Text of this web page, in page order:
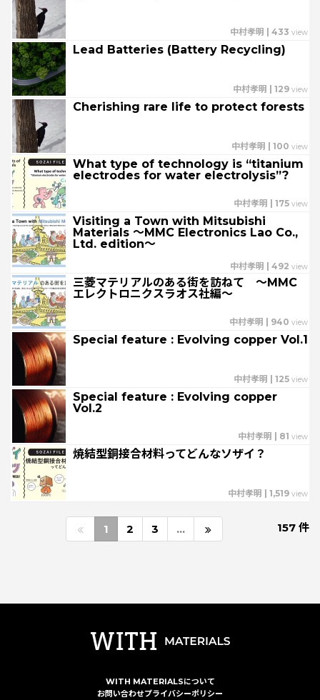
中村孝明 433 view
Lead Batteries (Battery Recycling)
中村孝明 129 view
Cherishing rare life to protect forests
中村孝明 100 view
What type of technology is “titanium
electrodes for water electrolysis”?
中村孝明 175 view
Visiting a Town with Mitsubishi
Materials 〜MMC Electronics Lao Co.,
Ltd. edition〜
中村孝明 492 view
三菱マテリアルのある街を訪ねて 〜MMC
エレクトロニクスラオス社編〜
中村孝明 940 view
Special feature : Evolving copper Vol.1
中村孝明 125 view
Special feature : Evolving copper
Vol.2
中村孝明 81 view
焼結型銅接合材料ってどんなソザイ？
中村孝明 1,519 view
157 件
1 2 3 …
WITH MATERIALSについて
お問い合わせプライバシーポリシー